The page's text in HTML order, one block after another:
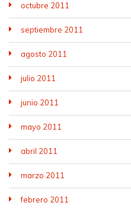
octubre 2011
septiembre 2011
agosto 2011
julio 2011
junio 2011
mayo 2011
abril 2011
marzo 2011
febrero 2011